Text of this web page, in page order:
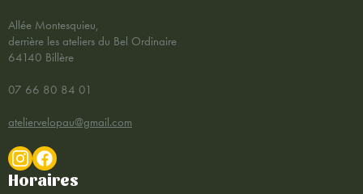
Allée Montesquieu,
derrière les ateliers du Bel Ordinaire
64140 Billère
07 66 80 84 01
ateliervelopau@gmail.com
Horaires